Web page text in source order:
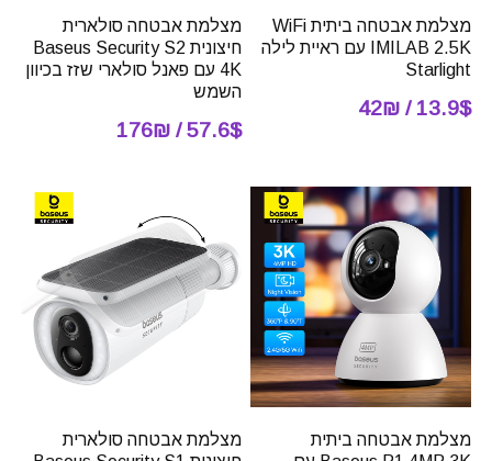
מצלמת אבטחה ביתית WiFi
IMILAB 2.5K עם ראיית לילה
Starlight
13.9$ / 42₪
מצלמת אבטחה סולארית
חיצונית Baseus Security S2
4K עם פאנל סולארי שזז בכיוון
השמש
57.6$ / 176₪
מצלמת אבטחה ביתית
מצלמת אבטחה סולארית